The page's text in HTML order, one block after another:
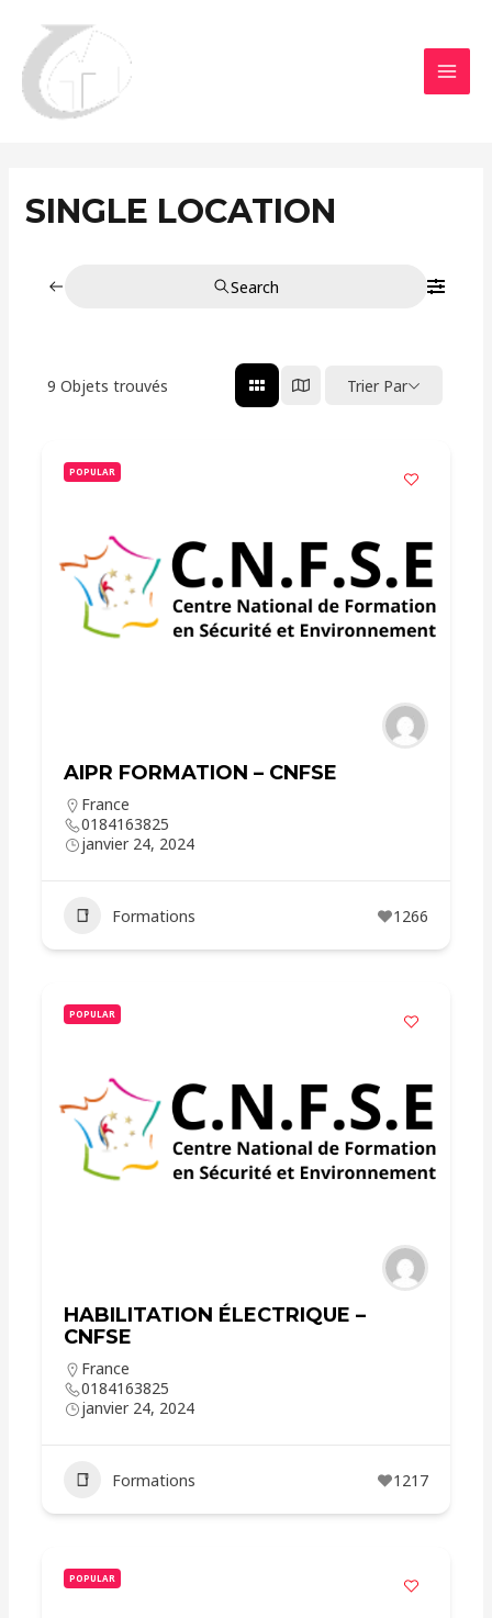
contenu
SINGLE LOCATION
Search
9 Objets trouvés Trier Par
POPULAR
AIPR FORMATION – CNFSE
France
0184163825
janvier 24, 2024
Formations 1266
POPULAR
HABILITATION ÉLECTRIQUE –
CNFSE
France
0184163825
janvier 24, 2024
Formations 1217
POPULAR